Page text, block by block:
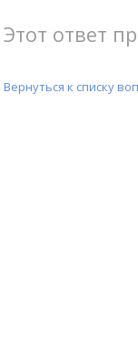
Этот ответ
Вернуться к списку